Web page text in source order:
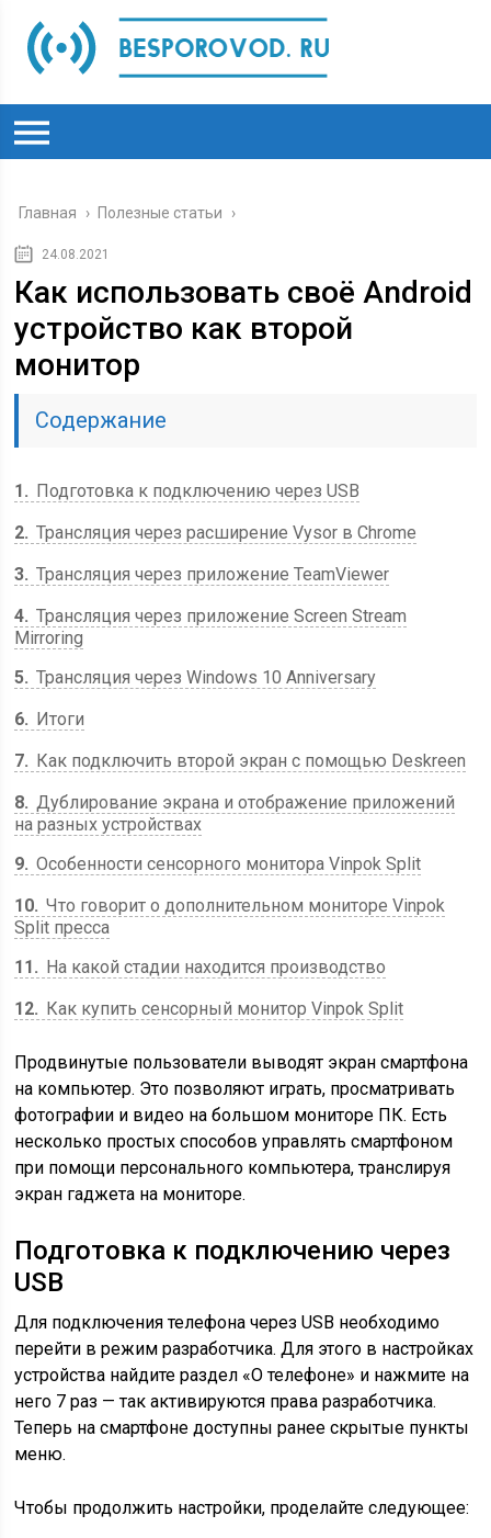
Главная › Полезные статьи ›
24.08.2021
Как использовать своё Android
устройство как второй
монитор
Содержание
1
Подготовка к подключению через USB
2 Трансляция через расширение Vysor в Chrome
3 Трансляция через приложение TeamViewer
4 Трансляция через приложение Screen Stream
Mirroring
5 Трансляция через Windows 10 Anniversary
6
Итоги
7
Как подключить второй экран с помощью Deskreen
8 Дублирование экрана и отображение приложений
на разных устройствах
9 Особенности сенсорного монитора Vinpok Split
10 Что говорит о дополнительном мониторе Vinpok
Split пресса
11
На какой стадии находится производство
12
Как купить сенсорный монитор Vinpok Split
Продвинутые пользователи выводят экран смартфона
на компьютер. Это позволяют играть, просматривать
фотографии и видео на большом мониторе ПК. Есть
несколько простых способов управлять смартфоном
при помощи персонального компьютера, транслируя
экран гаджета на мониторе.
Подготовка к подключению через
USB
Для подключения телефона через USB необходимо
перейти в режим разработчика. Для этого в настройках
устройства найдите раздел «О телефоне» и нажмите на
него 7 раз — так активируются права разработчика.
Теперь на смартфоне доступны ранее скрытые пункты
меню.
Чтобы продолжить настройки, проделайте следующее: